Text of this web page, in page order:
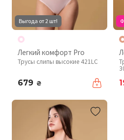
Выгода от 2 шт!
Легкий комфорт Pro
Трусы слипы высокие 421LC
679 ₴